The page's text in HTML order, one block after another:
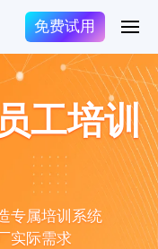
免费试用
工培训
专属培训系统
实际需求